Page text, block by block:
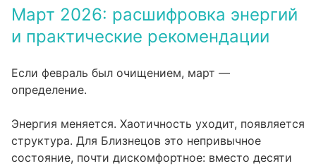
Март 2026: расшифровка энергий
и практические рекомендации
Если февраль был очищением, март —
определение.
Энергия меняется. Хаотичность уходит, появляется
структура. Для Близнецов это непривычное
состояние, почти дискомфортное: вместо десяти